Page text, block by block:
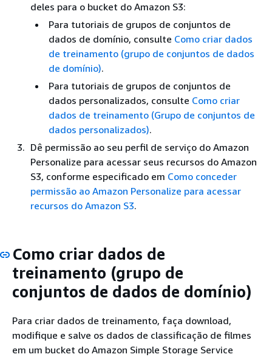
deles para o bucket do Amazon S3:
Para tutoriais de grupos de conjuntos de
dados de domínio, consulte Como criar dados
de treinamento (grupo de conjuntos de dados
de domínio).
Para tutoriais de grupos de conjuntos de
dados personalizados, consulte Como criar
dados de treinamento (Grupo de conjuntos de
dados personalizados).
Dê permissão ao seu perfil de serviço do Amazon
Personalize para acessar seus recursos do Amazon
S3, conforme especificado em Como conceder
permissão ao Amazon Personalize para acessar
recursos do Amazon S3.
Como criar dados de
treinamento (grupo de
conjuntos de dados de domínio)
Para criar dados de treinamento, faça download,
modifique e salve os dados de classificação de filmes
em um bucket do Amazon Simple Storage Service